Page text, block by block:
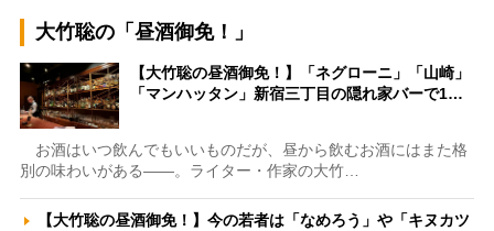
大竹聡の「昼酒御免！」
【大竹聡の昼酒御免！】「ネグローニ」「山崎」
「マンハッタン」新宿三丁目の隠れ家バーで1…
お酒はいつ飲んでもいいものだが、昼から飲むお酒にはまた格
別の味わいがある――。ライター・作家の大竹…
【大竹聡の昼酒御免！】今の若者は「なめろう」や「キヌカツ